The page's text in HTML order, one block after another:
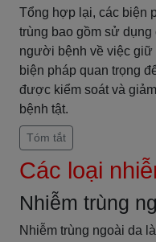
Tổng hợp lại, các biện
trùng bao gồm sử
người bệnh về việc
biện pháp quan trọng
được kiểm soát và
bệnh tật.
Tóm tắt
Các loại
Nhiễm trùng
Nhiễm trùng ngoài da